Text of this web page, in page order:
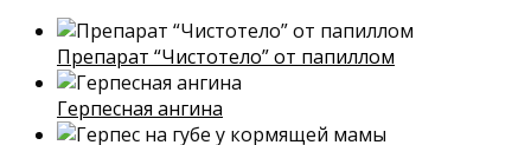
Препарат “Чистотело” от папиллом
Герпесная ангина